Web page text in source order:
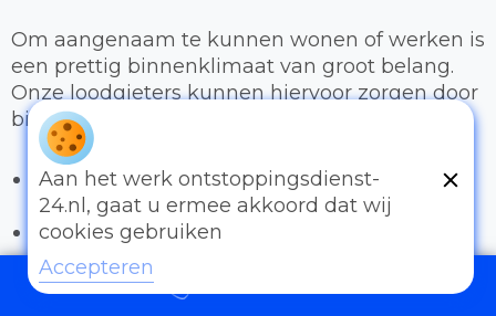
Om aangenaam te kunnen wonen of werken is
een prettig binnenklimaat van groot belang.
Onze loodgieters kunnen hiervoor zorgen door
bijvoorbeeld:
Het uitbreiden of compleet installeren van
een cv-installatie
Vervangen van radiatoren/radiatorkranen
Vloerverwarming
Sanitair
Aan het werk ontstoppingsdienst-
24.nl, gaat u ermee akkoord dat wij
cookies gebruiken
Accepteren